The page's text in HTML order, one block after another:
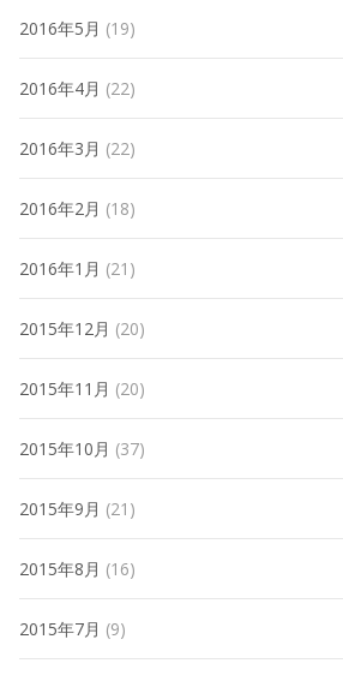
2016年5月 (19)
2016年4月 (22)
2016年3月 (22)
2016年2月 (18)
2016年1月 (21)
2015年12月 (20)
2015年11月 (20)
2015年10月 (37)
2015年9月 (21)
2015年8月 (16)
2015年7月 (9)